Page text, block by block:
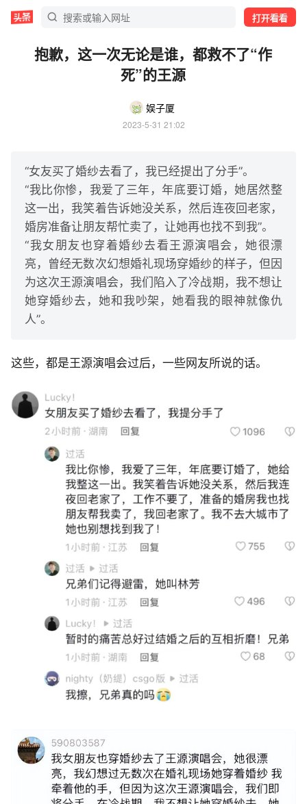
打开看看
抱歉，这一次无论是谁，都救不了“作
死”的王源
娱子厦
2023-5-31 21:02
“女友买了婚纱去看了，我已经提出了分手”。
“我比你惨，我爱了三年，年底要订婚，她居然整
这一出，我笑着告诉她没关系，然后连夜回老家，
婚房准备让朋友帮忙卖了，让她再也找不到我”。
“我女朋友也穿着婚纱去看王源演唱会，她很漂
亮，曾经无数次幻想婚礼现场穿婚纱的样子，但因
为这次王源演唱会，我们陷入了冷战期，我不想让
她穿婚纱去，她和我吵架，她看我的眼神就像仇
人”。
这些，都是王源演唱会过后，一些网友所说的话。